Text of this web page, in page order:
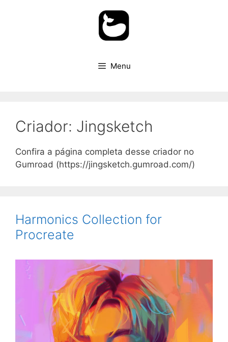
Menu
Criador: Jingsketch
Confira a página completa desse criador no
Gumroad (https://jingsketch.gumroad.com/)
Harmonics Collection for
Procreate